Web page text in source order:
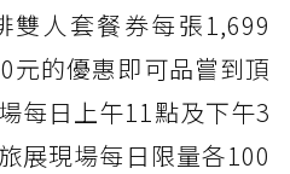
雙人套餐券每張1,699
元的優惠即可品嘗到頂
每日上午11點及下午3
展現場每日限量各100